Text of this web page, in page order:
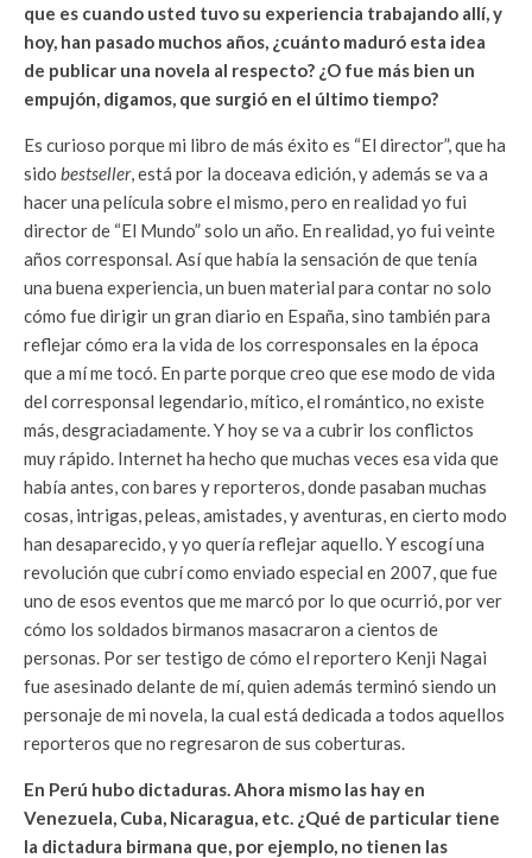
que es cuando usted tuvo su experiencia trabajando allí, y
hoy, han pasado muchos años, ¿cuánto maduró esta idea
de publicar una novela al respecto? ¿O fue más bien un
empujón, digamos, que surgió en el último tiempo?
Es curioso porque mi libro de más éxito es “El director”, que ha
sido bestseller, está por la doceava edición, y además se va a
hacer una película sobre el mismo, pero en realidad yo fui
director de “El Mundo” solo un año. En realidad, yo fui veinte
años corresponsal. Así que había la sensación de que tenía
una buena experiencia, un buen material para contar no solo
cómo fue dirigir un gran diario en España, sino también para
reflejar cómo era la vida de los corresponsales en la época
que a mí me tocó. En parte porque creo que ese modo de vida
del corresponsal legendario, mítico, el romántico, no existe
más, desgraciadamente. Y hoy se va a cubrir los conflictos
muy rápido. Internet ha hecho que muchas veces esa vida que
había antes, con bares y reporteros, donde pasaban muchas
cosas, intrigas, peleas, amistades, y aventuras, en cierto modo
han desaparecido, y yo quería reflejar aquello. Y escogí una
revolución que cubrí como enviado especial en 2007, que fue
uno de esos eventos que me marcó por lo que ocurrió, por ver
cómo los soldados birmanos masacraron a cientos de
personas. Por ser testigo de cómo el reportero Kenji Nagai
fue asesinado delante de mí, quien además terminó siendo un
personaje de mi novela, la cual está dedicada a todos aquellos
reporteros que no regresaron de sus coberturas.
En Perú hubo dictaduras. Ahora mismo las hay en
Venezuela, Cuba, Nicaragua, etc. ¿Qué de particular tiene
la dictadura birmana que, por ejemplo, no tienen las